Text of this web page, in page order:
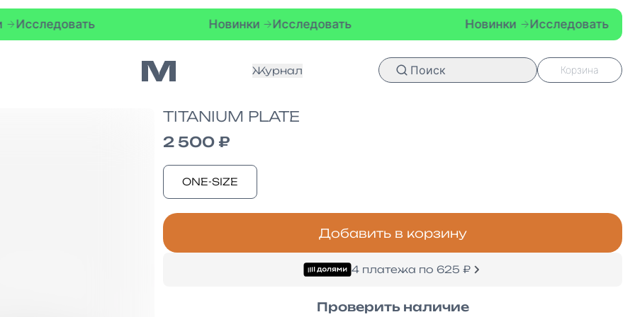
Исследовать Исследовать
Журнал Поиск Корзина
TITANIUM PLATE
2 500 ₽
ONE-SIZE
Добавить в корзину
4 платежа по 625 ₽
Проверить наличие